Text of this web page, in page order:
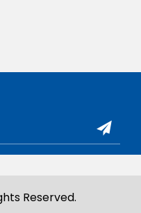
Reserved.